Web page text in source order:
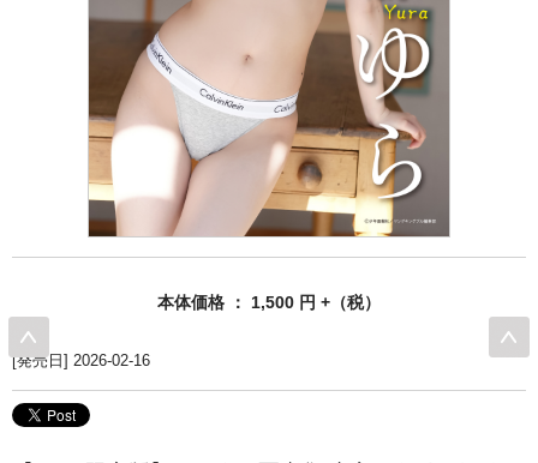
本体価格 ： 1,500 円 +（税）
[発売日] 2026-02-16